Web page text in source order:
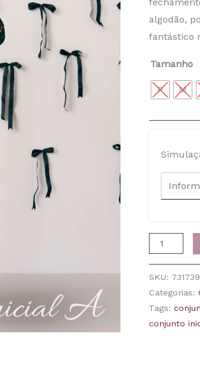
algodão,
fantástico
Tamanho
P M
A
quantidade
SKU:
Categorias:
Tags:
conjunto